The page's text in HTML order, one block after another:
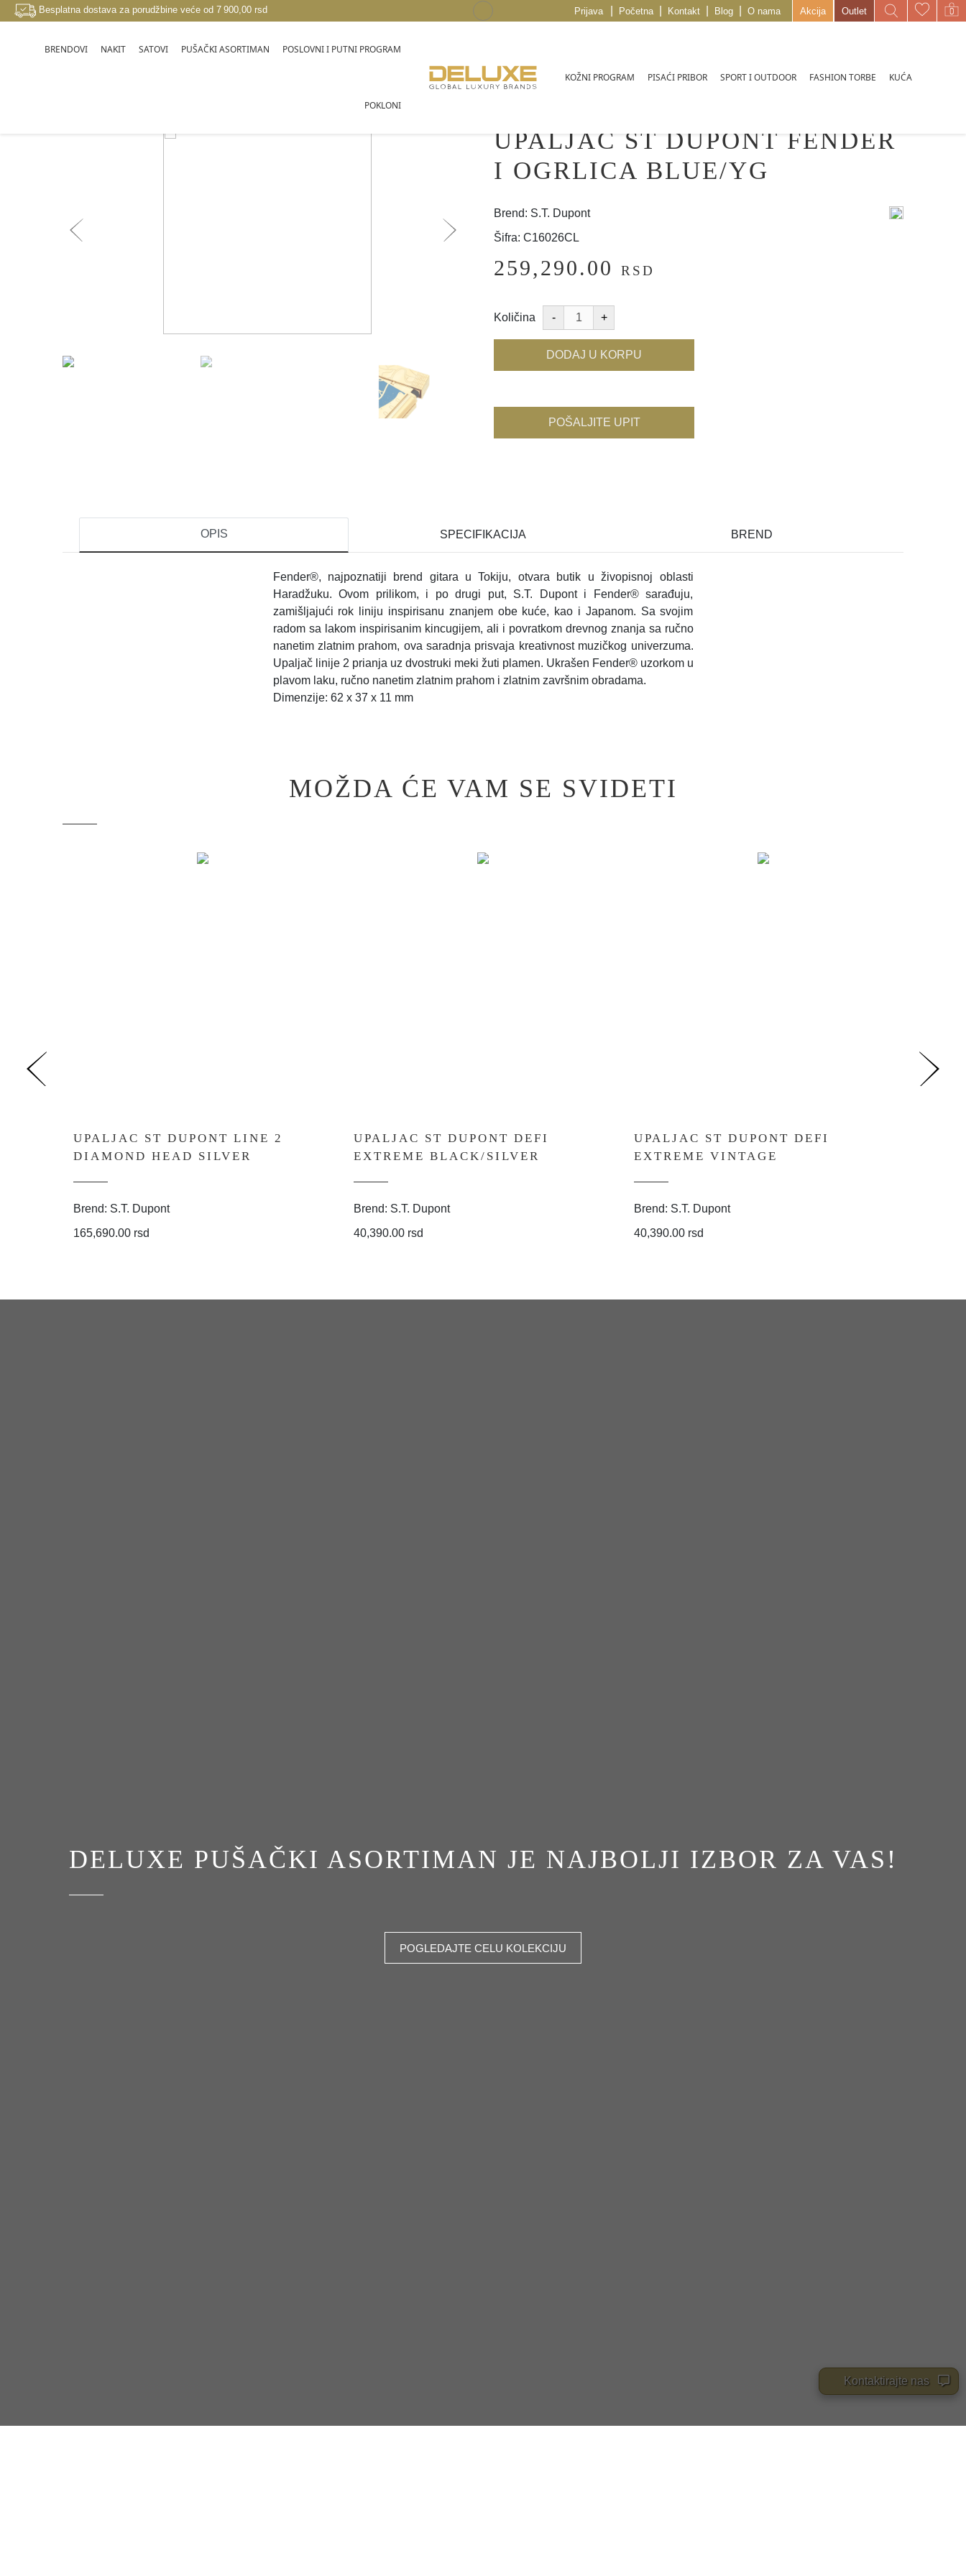
Besplatna dostava za porudžbine veće od 7 900,00 rsd Prijava Početna Kontakt Blog O nama Akcija Outlet
BRENDOVI NAKIT SATOVI PUŠAČKI ASORTIMAN POSLOVNI I PUTNI PROGRAM
POKLONI
KOŽNI PROGRAM PISAĆI PRIBOR SPORT I OUTDOOR FASHION TORBE KUĆA
UPALJAC ST DUPONT FENDER
I OGRLICA BLUE/YG
Brend: S.T. Dupont
Šifra: C16026CL
259,290.00 RSD
Količina
DODAJ U KORPU
POŠALJITE UPIT
OPIS SPECIFIKACIJA BREND
Fender®, najpoznatiji brend gitara u Tokiju, otvara butik u živopisnoj oblasti
Haradžuku. Ovom prilikom, i po drugi put, S.T. Dupont i Fender® sarađuju,
zamišljajući rok liniju inspirisanu znanjem obe kuće, kao i Japanom. Sa svojim
radom sa lakom inspirisanim kincugijem, ali i povratkom drevnog znanja sa ručno
nanetim zlatnim prahom, ova saradnja prisvaja kreativnost muzičkog univerzuma.
Upaljač linije 2 prianja uz dvostruki meki žuti plamen. Ukrašen Fender® uzorkom u
plavom laku, ručno nanetim zlatnim prahom i zlatnim završnim obradama.
Dimenzije: 62 x 37 x 11 mm
MOŽDA ĆE VAM SE SVIDETI
UPALJAC ST DUPONT LINE 2
DIAMOND HEAD SILVER
Brend: S.T. Dupont
165,690.00 rsd
UPALJAC ST DUPONT DEFI
EXTREME BLACK/SILVER
Brend: S.T. Dupont
40,390.00 rsd
UPALJAC ST DUPONT DEFI
EXTREME VINTAGE
Brend: S.T. Dupont
40,390.00 rsd
DELUXE PUŠAČKI ASORTIMAN JE NAJBOLJI IZBOR ZA VAS!
POGLEDAJTE CELU KOLEKCIJU
Kontaktirajte nas